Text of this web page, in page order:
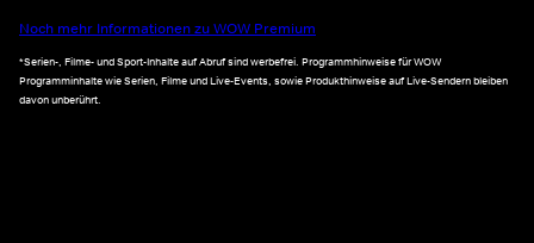
Noch mehr Informationen zu WOW Premium
*Serien-, Filme- und Sport-Inhalte auf Abruf sind werbefrei. Programmhinweise für WOW
Programminhalte wie Serien, Filme und Live-Events, sowie Produkthinweise auf Live-Sendern bleiben
davon unberührt.